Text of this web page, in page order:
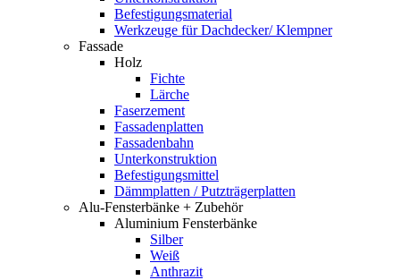
Befestigungsmaterial
Werkzeuge für Dachdecker/ Klempner
Fassade
Holz
Fichte
Lärche
Faserzement
Fassadenplatten
Fassadenbahn
Unterkonstruktion
Befestigungsmittel
Dämmplatten / Putzträgerplatten
Alu-Fensterbänke + Zubehör
Aluminium Fensterbänke
Silber
Weiß
Anthrazit